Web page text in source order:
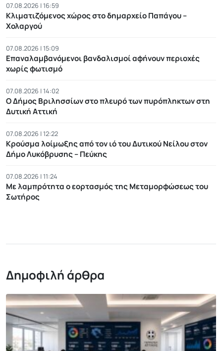
07.08.2026 | 16:59
Κλιματιζόμενος χώρος στο δημαρχείο Παπάγου –
Χολαργού
07.08.2026 | 15:09
Επαναλαμβανόμενοι βανδαλισμοί αφήνουν περιοχές
χωρίς φωτισμό
07.08.2026 | 14:02
Ο Δήμος Βριλησσίων στο πλευρό των πυρόπληκτων στη
Δυτική Αττική
07.08.2026 | 12:22
Κρούσμα λοίμωξης από τον ιό του Δυτικού Νείλου στον
Δήμο Λυκόβρυσης – Πεύκης
07.08.2026 | 11:24
Με λαμπρότητα ο εορτασμός της Μεταμορφώσεως του
Σωτήρος
Δημοφιλή άρθρα